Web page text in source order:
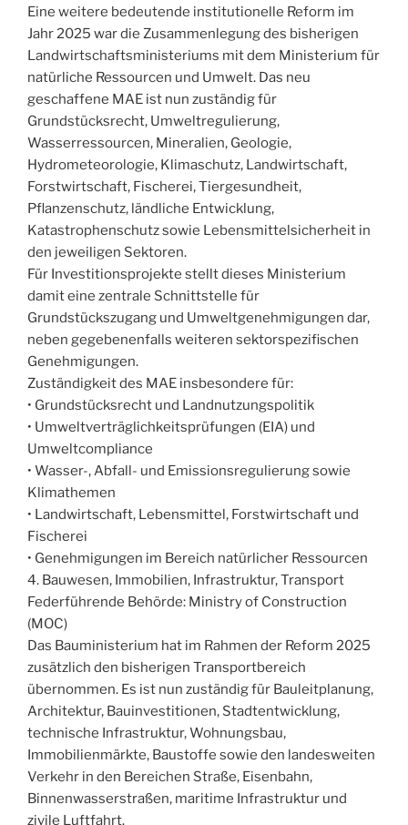
Eine weitere bedeutende institutionelle Reform im
Jahr 2025 war die Zusammenlegung des bisherigen
Landwirtschaftsministeriums mit dem Ministerium für
natürliche Ressourcen und Umwelt. Das neu
geschaffene MAE ist nun zuständig für
Grundstücksrecht, Umweltregulierung,
Wasserressourcen, Mineralien, Geologie,
Hydrometeorologie, Klimaschutz, Landwirtschaft,
Forstwirtschaft, Fischerei, Tiergesundheit,
Pflanzenschutz, ländliche Entwicklung,
Katastrophenschutz sowie Lebensmittelsicherheit in
den jeweiligen Sektoren.
Für Investitionsprojekte stellt dieses Ministerium
damit eine zentrale Schnittstelle für
Grundstückszugang und Umweltgenehmigungen dar,
neben gegebenenfalls weiteren sektorspezifischen
Genehmigungen.
Zuständigkeit des MAE insbesondere für:
• Grundstücksrecht und Landnutzungspolitik
• Umweltverträglichkeitsprüfungen (EIA) und
Umweltcompliance
• Wasser-, Abfall- und Emissionsregulierung sowie
Klimathemen
• Landwirtschaft, Lebensmittel, Forstwirtschaft und
Fischerei
• Genehmigungen im Bereich natürlicher Ressourcen
4. Bauwesen, Immobilien, Infrastruktur, Transport
Federführende Behörde: Ministry of Construction
(MOC)
Das Bauministerium hat im Rahmen der Reform 2025
zusätzlich den bisherigen Transportbereich
übernommen. Es ist nun zuständig für Bauleitplanung,
Architektur, Bauinvestitionen, Stadtentwicklung,
technische Infrastruktur, Wohnungsbau,
Immobilienmärkte, Baustoffe sowie den landesweiten
Verkehr in den Bereichen Straße, Eisenbahn,
Binnenwasserstraßen, maritime Infrastruktur und
zivile Luftfahrt.